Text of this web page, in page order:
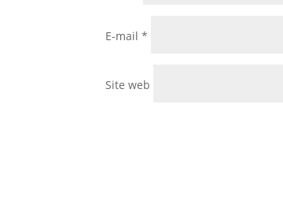
E-mail*
Site web